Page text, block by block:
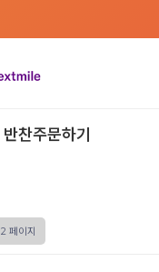
반찬주문하기
2 페이지